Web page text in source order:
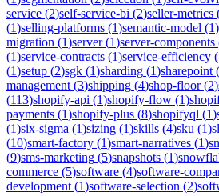
service (2)self-service-bi (2)seller-metrics
(1)selling-platforms (1)semantic-model (1)
migration (1)server(1)server-components
(1)service-contracts (1)service-efficiency (
(1)setup (2)sgk (1)sharding (1)sharepoint (
management (3)shipping (4)shop-floor(2)
(113)shopify-api (1)shopify-flow (1)
payments (1)shopify-plus (8)shopifyql (1)
(1)six-sigma (1)sizing (1)skills (4)sku (1)
(10)smart-factory (1)smart-narratives (1)
(9)sms-marketing (5)snapshots (1)
commerce (5)software (4)software-
development (1)software-selection (2)